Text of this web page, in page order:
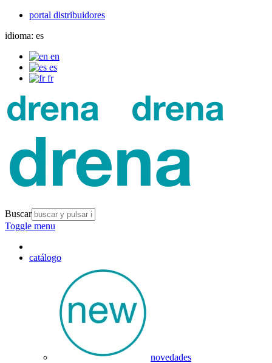
portal distribuidores
idioma: es
en
es
fr
Buscar
Toggle menu
catálogo
novedades